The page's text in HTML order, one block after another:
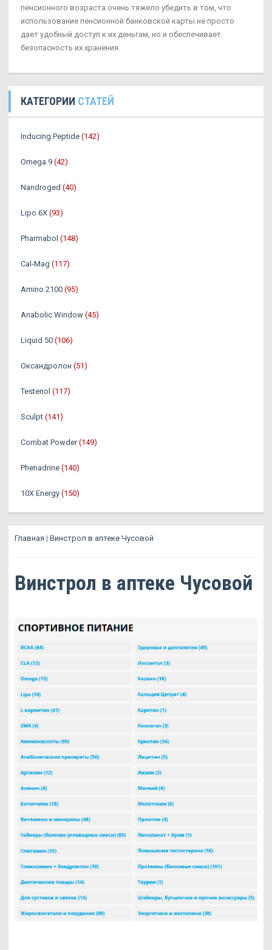
пенсионного возраста очень тяжело убедить в том, что
использование пенсионной банковской карты не просто
дает удобный доступ к их деньгам, но и обеспечивает
безопасность их хранения.
КАТЕГОРИИ СТАТЕЙ
Inducing Peptide (142)
Omega 9 (42)
Nandroged (40)
Lipo 6X (93)
Pharmabol (148)
Cal-Mag (117)
Amino 2100 (95)
Anabolic Window (45)
Liquid 50 (106)
Оксандролон (51)
Testenol (117)
Sculpt (141)
Combat Powder (149)
Phenadrine (140)
10X Energy (150)
Главная | Винстрол в аптеке Чусовой
Винстрол в аптеке Чусовой